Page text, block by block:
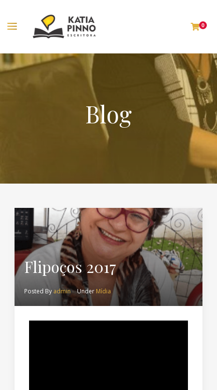
0
Blog
Flipoços 2017
Posted By admin Under Mídia